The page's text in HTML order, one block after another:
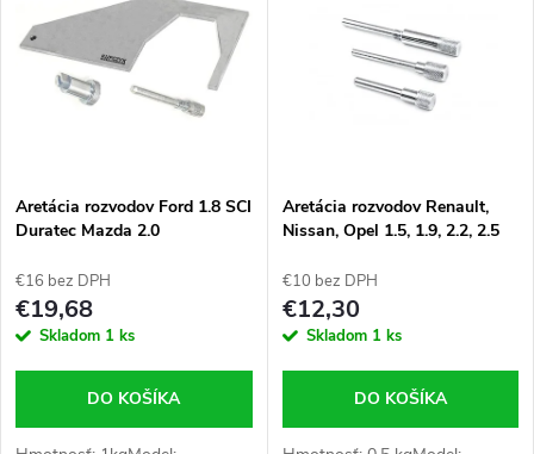
e
e
p
r
Najpredávanejšie
Abecedne
ý
p
s
p
r
o
d
Aretácia rozvodov Ford 1.8 SCI
Duratec Mazda 2.0
€16 bez DPH
€19,68
Skladom 1 ks
DO KOŠÍKA
Aretácia rozvodov Renault,
Nissan, Opel 1.5, 1.9, 2.2, 2.5
€10 bez DPH
€12,30
Skladom 1 ks
DO KOŠÍKA